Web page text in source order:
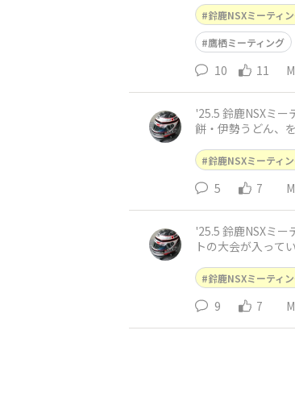
鈴鹿NSXミーティ
鷹栖ミーティング
10 11
'25.5 鈴鹿NSXミーティング⑥ 鈴鹿詣での、定番お土産が 家族会議のすえ、めでたく【決
餅・伊勢うどん、を買って帰
鈴鹿NSXミーティ
5 7
'25.5 鈴鹿NSXミーティング⑤ 開催が日,月曜日なのは 国際レーシングコースが、日曜日は
トの大会が入っています。 で
鈴鹿NSXミーティ
9 7